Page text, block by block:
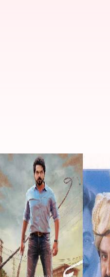
హ్యాపీ బర్త్ డే
వ్రాసిన వారు Sriram Pranateja May 25,
ఈ వార్తాకథనం ఏంటి
తమిళ నటుడుకార్తీ
,
ఊపిరి తర్వాత మళ్ళీ
అనువాదమైనపుడు వాటికి
ఆ టైటిల్స్ అన్నీ పాత